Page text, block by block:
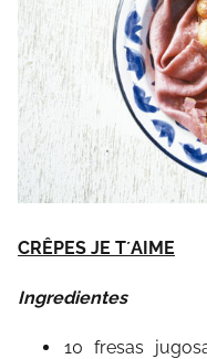
CRÊPES JE T´AIME
Ingredientes
10 fresas